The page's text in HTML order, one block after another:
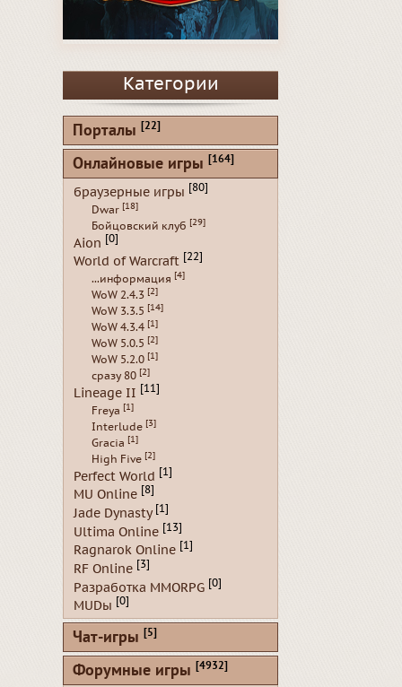
Категории
Порталы [22]
Онлайновые игры [164]
браузерные игры [80]
Dwar [18]
Бойцовский клуб [29]
Aion [0]
World of Warcraft [22]
...информация [4]
WoW 2.4.3 [2]
WoW 3.3.5 [14]
WoW 4.3.4 [1]
WoW 5.0.5 [2]
WoW 5.2.0 [1]
сразу 80 [2]
Lineage II [11]
Freya [1]
Interlude [3]
Gracia [1]
High Five [2]
Perfect World [1]
MU Online [8]
Jade Dynasty [1]
Ultima Online [13]
Ragnarok Online [1]
RF Online [3]
Разработка MMORPG [0]
MUDы [0]
Чат-игры [5]
Форумные игры [4932]